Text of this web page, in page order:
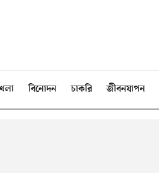
বিনোদন চাকরি জীবনযাপন